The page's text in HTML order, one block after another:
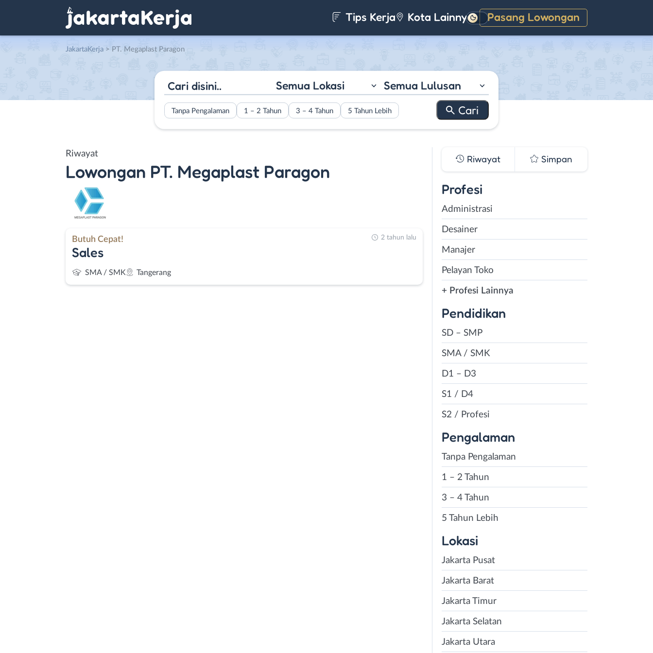
Tips Kerja Kota Lainnya Pasang Lowongan
Gelap
JakartaKerja > PT. Megaplast Paragon
Semua Lokasi Semua Lulusan
Tanpa Pengalaman 1 – 2 Tahun 3 – 4 Tahun 5 Tahun Lebih
Riwayat
Lowongan PT. Megaplast Paragon
Butuh Cepat!
Sales
SMA / SMK Tangerang
2 tahun lalu
Riwayat Simpan
Profesi
Administrasi
Desainer
Manajer
Pelayan Toko
+ Profesi Lainnya
Pendidikan
SD – SMP
SMA / SMK
D1 – D3
S1 / D4
S2 / Profesi
Pengalaman
Tanpa Pengalaman
1 – 2 Tahun
3 – 4 Tahun
5 Tahun Lebih
Lokasi
Jakarta Pusat
Jakarta Barat
Jakarta Timur
Jakarta Selatan
Jakarta Utara